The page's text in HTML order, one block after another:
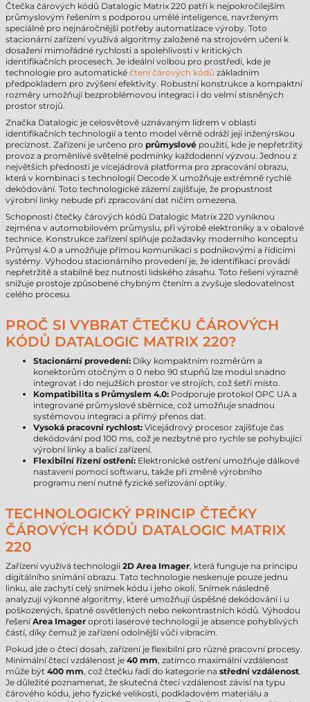
Čtečka čárových kódů Datalogic Matrix 220 patří k nejpokročilejším
průmyslovým řešením s podporou umělé inteligence, navrženým
speciálně pro nejnáročnější potřeby automatizace výroby. Toto
stacionární zařízení využívá algoritmy založené na strojovém učení k
dosažení mimořádné rychlosti a spolehlivosti v kritických
identifikačních procesech. Je ideální volbou pro prostředí, kde je
technologie pro automatické čtení čárových kódů základním
předpokladem pro zvýšení efektivity. Robustní konstrukce a kompaktní
rozměry umožňují bezproblémovou integraci i do velmi stísněných
prostor strojů.
Značka Datalogic je celosvětově uznávaným lídrem v oblasti
identifikačních technologií a tento model věrně odráží její inženýrskou
preciznost. Zařízení je určeno pro průmyslové použití, kde je nepřetržitý
provoz a proměnlivé světelné podmínky každodenní výzvou. Jednou z
největších předností je vícejádrová platforma pro zpracování obrazu,
která v kombinaci s technologií Decode X umožňuje extrémně rychlé
dekódování. Toto technologické zázemí zajišťuje, že propustnost
výrobní linky nebude při zpracování dat ničím omezena.
Schopnosti čtečky čárových kódů Datalogic Matrix 220 vyniknou
zejména v automobilovém průmyslu, při výrobě elektroniky a v obalové
technice. Konstrukce zařízení splňuje požadavky moderního konceptu
Průmysl 4.0 a umožňuje přímou komunikaci s podnikovými a řídicími
systémy. Výhodou stacionárního provedení je, že identifikaci provádí
nepřetržitě a stabilně bez nutnosti lidského zásahu. Toto řešení výrazně
snižuje prostoje způsobené chybným čtením a zvyšuje sledovatelnost
celého procesu.
PROČ SI VYBRAT ČTEČKU ČÁROVÝCH
KÓDŮ DATALOGIC MATRIX 220?
Stacionární provedení: Díky kompaktním rozměrům a
konektorům otočným o 0 nebo 90 stupňů lze modul snadno
integrovat i do nejužších prostor ve strojích, což šetří místo.
Kompatibilita s Průmyslem 4.0: Podporuje protokol OPC UA a
integrované průmyslové sběrnice, což umožňuje snadnou
systémovou integraci a přímý přenos dat.
Vysoká pracovní rychlost: Vícejádrový procesor zajišťuje čas
dekódování pod 100 ms, což je nezbytné pro rychle se pohybující
výrobní linky a balicí zařízení.
Flexibilní řízení ostření: Elektronické ostření umožňuje dálkové
nastavení pomocí softwaru, takže při změně výrobního
programu není nutné fyzické seřizování optiky.
TECHNOLOGICKÝ PRINCIP ČTEČKY
ČÁROVÝCH KÓDŮ DATALOGIC MATRIX
220
Zařízení využívá technologii 2D Area Imager, která funguje na principu
digitálního snímání obrazu. Tato technologie neskenuje pouze jednu
linku, ale zachytí celý snímek kódu i jeho okolí. Snímek následně
analyzují výkonné algoritmy, které umožňují úspěšné dekódování i u
poškozených, špatně osvětlených nebo nekontrastních kódů. Výhodou
řešeníArea Imager oproti laserové technologii je absence pohyblivých
částí, díky čemuž je zařízení odolnější vůči vibracím.
Pokud jde o čtecí dosah, zařízení je flexibilní pro různé pracovní procesy.
Minimální čtecí vzdálenost je 40 mm, zatímco maximální vzdálenost
může být 400 mm, což čtečku řadí do kategorie na střední vzdálenost.
Je důležité poznamenat, že skutečná čtecí vzdálenost závisí na typu
čárového kódu, jeho fyzické velikosti, podkladovém materiálu a